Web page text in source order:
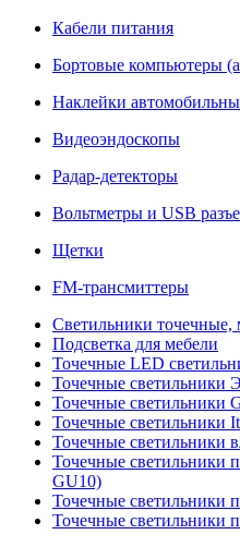
Кабели питания
Бортовые компьютеры
Наклейки
Видеоэндоскопы
Радар-детекторы
Вольтметры и USB
Щетки
FM-трансмиттеры
Светильники точечные,
Подсветка для мебели
Точечные LED
Точечные светильники
Точечные светильники
Точечные светильники
Точечные светильники
Точечные светильники
GU10)
Точечные светильники
Точечные светильники